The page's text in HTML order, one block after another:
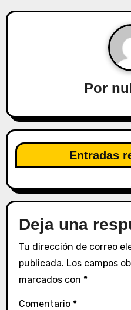
n
d
e
e
n
t
r
Por
Entradas
Deja una
Tu dirección de correo
publicada. Los campos
marcados con *
Comentario *